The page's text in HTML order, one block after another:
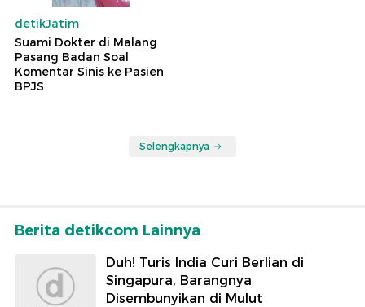
detikJatim
Suami Dokter di Malang
Pasang Badan Soal
Komentar Sinis ke Pasien
BPJS
Selengkapnya
Berita detikcom Lainnya
Duh! Turis India Curi Berlian di
Singapura, Barangnya
Disembunyikan di Mulut